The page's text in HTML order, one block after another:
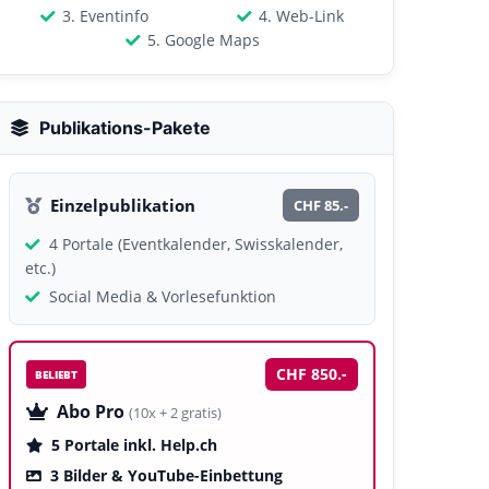
3. Eventinfo
4. Web-Link
5. Google Maps
Publikations-Pakete
Einzelpublikation CHF 85.-
4 Portale (Eventkalender, Swisskalender,
etc.)
Social Media & Vorlesefunktion
BELIEBT CHF 850.-
Abo Pro (10x + 2 gratis)
5 Portale inkl. Help.ch
3 Bilder & YouTube-Einbettung